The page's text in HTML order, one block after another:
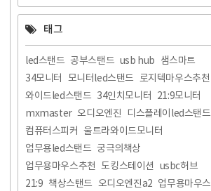
태그
led스탠드 공부스탠드 usb hub
샘스마트
34모니터
모니터led스탠드 로지텍마우스추천
와이드led스탠드 34인치모니터
21:9모니터
mxmaster 오디오엔진
디스플레이led스탠드
컴퓨터스피커
울트라와이드모니터
업무용led스탠드 궁극의책상
업무용마우스추천 도킹스테이션 usbc허브
21:9 책상스탠드 오디오엔진a2 업무용마우스